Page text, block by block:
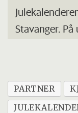
Stavanger.
andre
forskningen
aviser og tv,
PARTNER